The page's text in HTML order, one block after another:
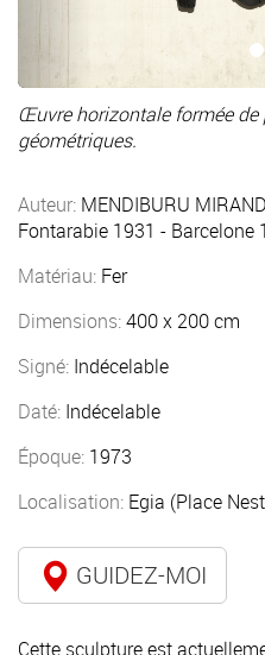
Œuvre horizontale formée de
géométriques.
Auteur: MENDIBURU
Fontarabie 1931 - Barcelone
Matériau: Fer
Dimensions:400 x 200 cm
Signé: Indécelable
Daté: Indécelable
Époque: 1973
Localisation: Egia (Place
GUIDEZ-MOI
Cette sculpture est